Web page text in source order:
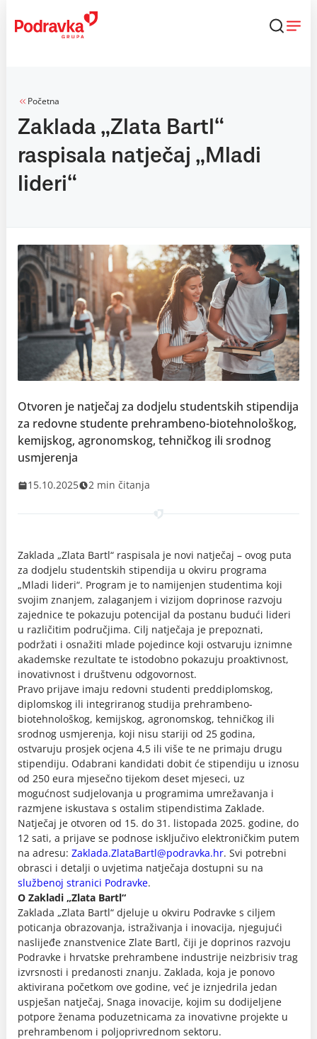
content
Početna
Zaklada „Zlata Bartl“
raspisala natječaj „Mladi
lideri“
Otvoren je natječaj za dodjelu studentskih stipendija
za redovne studente prehrambeno-biotehnološkog,
kemijskog, agronomskog, tehničkog ili srodnog
usmjerenja
15.10.2025 2 min čitanja
Zaklada „Zlata Bartl“ raspisala je novi natječaj – ovog puta
za dodjelu studentskih stipendija u okviru programa
„Mladi lideri“. Program je to namijenjen studentima koji
svojim znanjem, zalaganjem i vizijom doprinose razvoju
zajednice te pokazuju potencijal da postanu budući lideri
u različitim područjima. Cilj natječaja je prepoznati,
podržati i osnažiti mlade pojedince koji ostvaruju iznimne
akademske rezultate te istodobno pokazuju proaktivnost,
inovativnost i društvenu odgovornost.
Pravo prijave imaju redovni studenti preddiplomskog,
diplomskog ili integriranog studija prehrambeno-
biotehnološkog, kemijskog, agronomskog, tehničkog ili
srodnog usmjerenja, koji nisu stariji od 25 godina,
ostvaruju prosjek ocjena 4,5 ili više te ne primaju drugu
stipendiju. Odabrani kandidati dobit će stipendiju u iznosu
od 250 eura mjesečno tijekom deset mjeseci, uz
mogućnost sudjelovanja u programima umrežavanja i
razmjene iskustava s ostalim stipendistima Zaklade.
Natječaj je otvoren od 15. do 31. listopada 2025. godine, do
12 sati, a prijave se podnose isključivo elektroničkim putem
na adresu: Zaklada.ZlataBartl@podravka.hr. Svi potrebni
obrasci i detalji o uvjetima natječaja dostupni su na
službenoj stranici Podravke.
O Zakladi „Zlata Bartl“
Zaklada „Zlata Bartl“ djeluje u okviru Podravke s ciljem
poticanja obrazovanja, istraživanja i inovacija, njegujući
naslijeđe znanstvenice Zlate Bartl, čiji je doprinos razvoju
Podravke i hrvatske prehrambene industrije neizbrisiv trag
izvrsnosti i predanosti znanju. Zaklada, koja je ponovo
aktivirana početkom ove godine, već je iznjedrila jedan
uspješan natječaj, Snaga inovacije, kojim su dodijeljene
potpore ženama poduzetnicama za inovativne projekte u
prehrambenom i poljoprivrednom sektoru.